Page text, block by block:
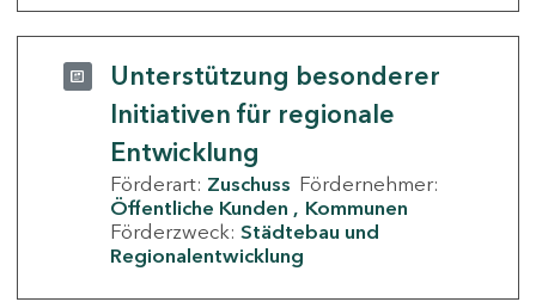
Unterstützung besonderer
Initiativen für regionale
Entwicklung
Förderart: Zuschuss Fördernehmer:
Öffentliche Kunden
Kommunen
Förderzweck: Städtebau und
Regionalentwicklung